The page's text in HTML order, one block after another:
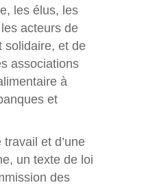
les élus, les
acteurs de
solidaire, et de
associations
à
et
et d’une
un texte de loi
des